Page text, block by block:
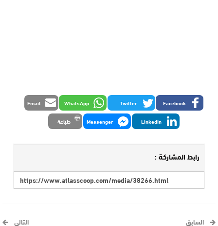
Facebook
Twitter
WhatsApp
Email
LinkedIn
Messenger طباعة
رابط المشاركة :
السابق التالي